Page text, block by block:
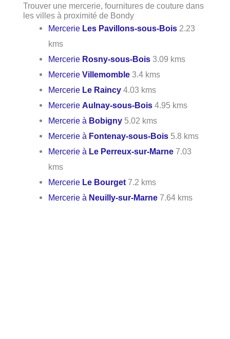
Trouver une mercerie, fournitures de couture dans
les villes à proximité de Bondy
Mercerie Les Pavillons-sous-Bois 2.23
kms
Mercerie Rosny-sous-Bois 3.09 kms
MercerieVillemomble 3.4 kms
Mercerie Le Raincy 4.03 kms
MercerieAulnay-sous-Bois 4.95 kms
Mercerie à Bobigny 5.02 kms
Mercerie à Fontenay-sous-Bois 5.8 kms
Mercerie à Le Perreux-sur-Marne 7.03
kms
Mercerie Le Bourget 7.2 kms
Mercerie à Neuilly-sur-Marne 7.64 kms